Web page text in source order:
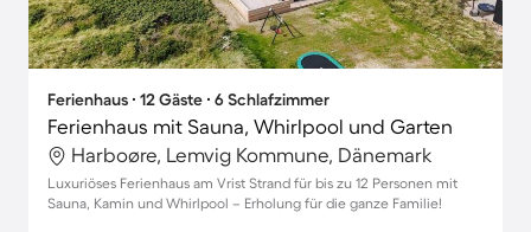
Ferienhaus ∙ 12 Gäste ∙ 6 Schlafzimmer
Ferienhaus mit Sauna, Whirlpool und Garten
Harboøre, Lemvig Kommune, Dänemark
Luxuriöses Ferienhaus am Vrist Strand für bis zu 12 Personen mit
Sauna, Kamin und Whirlpool – Erholung für die ganze Familie!